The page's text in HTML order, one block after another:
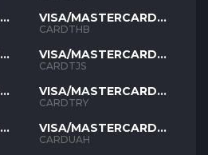
VISA/MASTERCARD
THB
CARDTHB
VISA/MASTERCARD
TJS
CARDTJS
VISA/MASTERCARD
TYR
CARDTRY
VISA/MASTERCARD
UAH
CARDUAH